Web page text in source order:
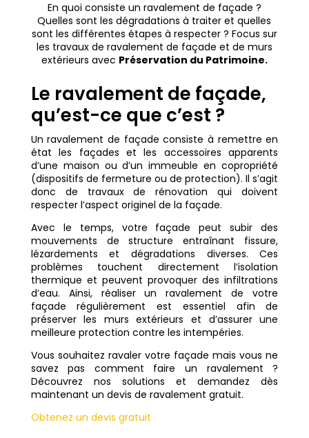
En quoi consiste un ravalement de façade ?
Quelles sont les dégradations à traiter et quelles
sont les différentes étapes à respecter ? Focus sur
les travaux de ravalement de façade et de murs
extérieurs avec Préservation du Patrimoine.
Le ravalement de façade,
qu’est-ce que c’est ?
Un ravalement de façade consiste à remettre en
état les façades et les accessoires apparents
d’une maison ou d’un immeuble en copropriété
(dispositifs de fermeture ou de protection). Il s’agit
donc de travaux de rénovation qui doivent
respecter l’aspect originel de la façade.
Avec le temps, votre façade peut subir des
mouvements de structure entraînant fissure,
lézardements et dégradations diverses. Ces
problèmes touchent directement l’isolation
thermique et peuvent provoquer des infiltrations
d’eau. Ainsi, réaliser un ravalement de votre
façade régulièrement est essentiel afin de
préserver les murs extérieurs et d’assurer une
meilleure protection contre les intempéries.
Vous souhaitez ravaler votre façade mais vous ne
savez pas comment faire un ravalement ?
Découvrez nos solutions et demandez dès
maintenant un devis de ravalement gratuit.
Obtenez un devis gratuit